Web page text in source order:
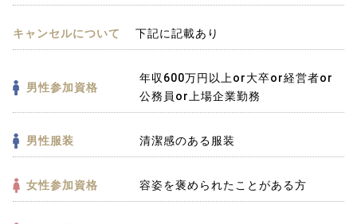
キャンセルについて 下記に記載あり
男性参加資格
年収600万円以上or大卒or経営者or
公務員or上場企業勤務
男性服装 清潔感のある服装
女性参加資格 容姿を褒められたことがある方